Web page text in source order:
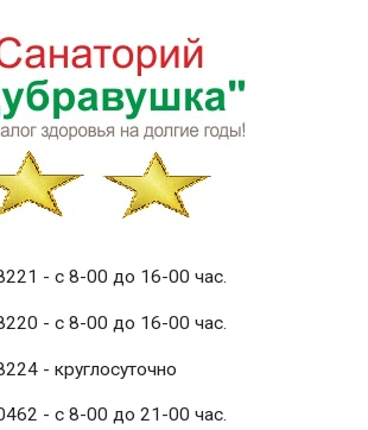
- с 8-00 до 16-00 час.
- с 8-00 до 16-00 час.
- круглосуточно
- с 8-00 до 21-00 час.